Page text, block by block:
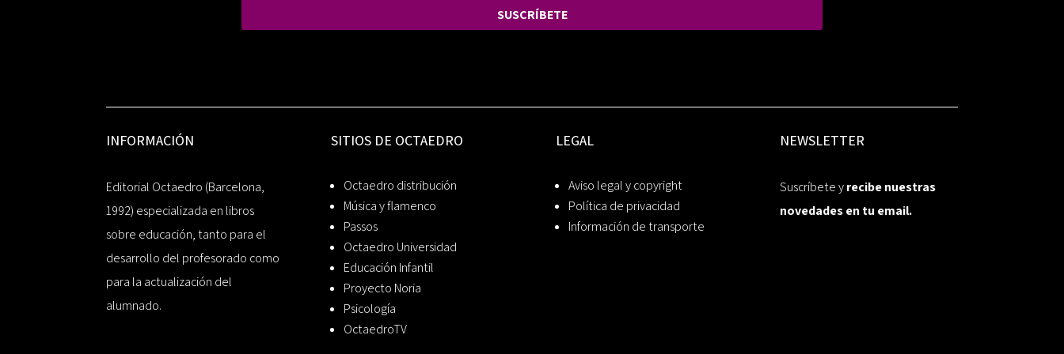
SUSCRÍBETE
INFORMACIÓN
Editorial Octaedro (Barcelona,
1992) especializada en libros
sobre educación, tanto para el
desarrollo del profesorado como
para la actualización del
alumnado.
SITIOS DE OCTAEDRO
Octaedro distribución
Música y flamenco
Passos
Octaedro Universidad
Educación Infantil
Proyecto Noria
Psicología
OctaedroTV
LEGAL
Aviso legal y copyright
Política de privacidad
Información de transporte
NEWSLETTER
Suscríbete yrecibe nuestras
novedades en tu email.